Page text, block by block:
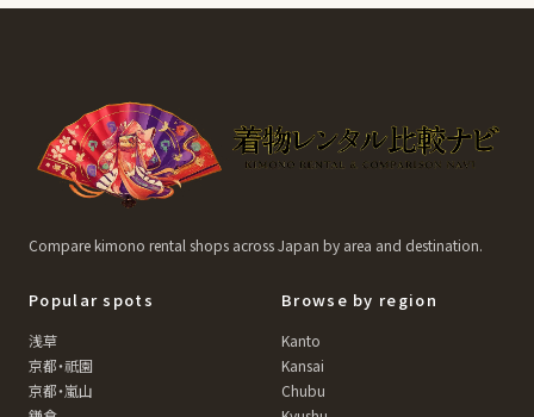
Compare kimono rental shops across Japan by area and destination.
Popular spots
浅草
京都・祇園
京都・嵐山
Browse by region
Kanto
Kansai
Chubu